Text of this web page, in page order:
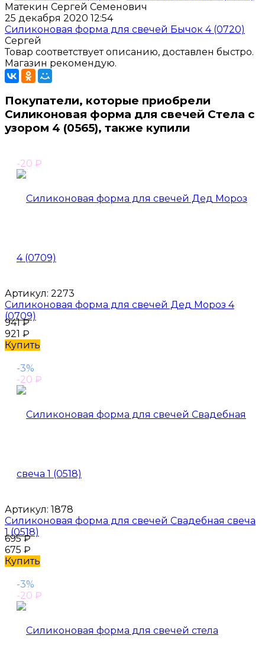
Матекин Сергей Семенович
25 декабря 2020 12:54
Силиконовая форма для свечей Бычок 4 (0720)
Сергей
Товар соответствует описанию, доставлен быстро.
Магазин рекомендую.
Покупатели, которые приобрели
Силиконовая форма для свечей Стела с
узором 4 (0565), также купили
-20 ₽
Артикул: 2273
Силиконовая форма для свечей Дед Мороз 4
(0709)
941₽
921 ₽
Купить
-3%
-20 ₽
Артикул: 1878
Силиконовая форма для свечей Свадебная свеча
1 (0518)
695₽
675 ₽
Купить
-3%
-20 ₽